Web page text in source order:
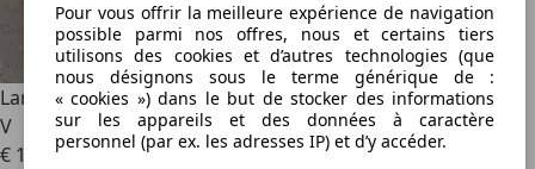
Land Rover Range Rover Evoque2.0 TD4 150 SE BVA MARK
V
€ 13 900€ 15 400,-
Pour vous offrir la meilleure expérience de navigation
possible parmi nos offres, nous et certains tiers
utilisons des cookies et d’autres technologies (que
nous désignons sous le terme générique de :
« cookies ») dans le but de stocker des informations
sur les appareils et des données à caractère
personnel (par ex. les adresses IP) et d’y accéder.